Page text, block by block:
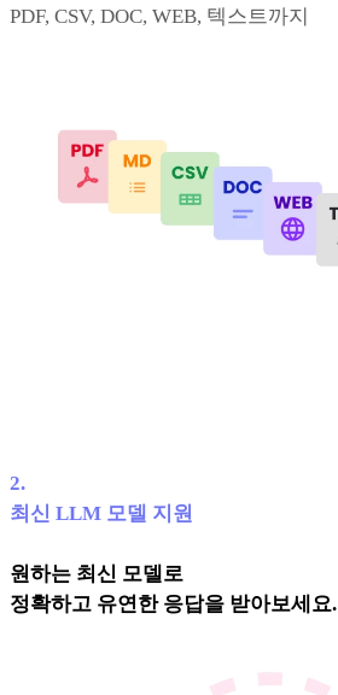
PDF, CSV, DOC, WEB, 텍스트까지
2.
최신 LLM 모델 지원
원하는 최신 모델로
정확하고 유연한 응답을 받아보세요.